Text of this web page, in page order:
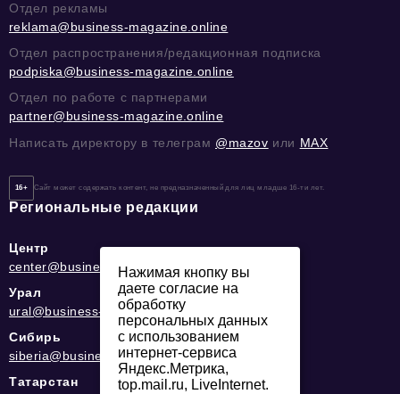
Отдел рекламы
reklama@business-magazine.online
Отдел распространения/редакционная подписка
podpiska@business-magazine.online
Отдел по работе с партнерами
partner@business-magazine.online
Написать директору в телеграм @mazov или MAX
16+ Сайт может содержать контент, не предназначенный для лиц младше 16-ти лет.
Региональные редакции
Центр
center@business-magazine.online
Урал
ural@business-magazine.online
Сибирь
siberia@business-magazine.online
Татарстан
Нажимая кнопку вы
даете согласие на
обработку
персональных данных
с использованием
интернет-сервиса
Яндекс.Метрика,
top.mail.ru, LiveInternet.